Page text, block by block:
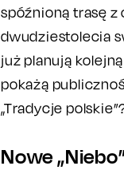
spóźnioną trasę z
dwudziestolecia
już planują
pokażą
„Tradycje
Nowe